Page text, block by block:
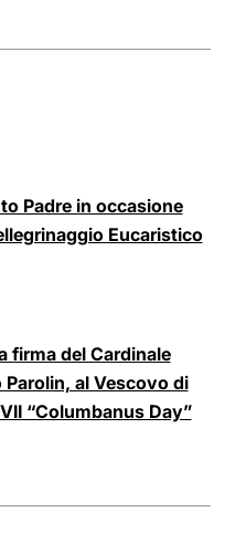
Padre in occasione
Eucaristico
firma del Cardinale
al Vescovo di
“Columbanus Day”